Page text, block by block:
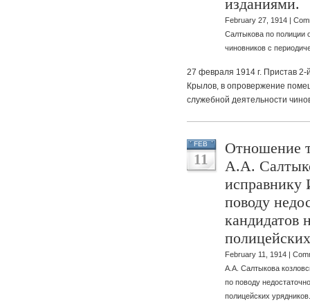
изданиями.
February 27, 1914 |
Салтыкова по полиции
чиновников с
27 февраля 1914 г. Пристав 2-
Крылов, в опровержение
служебной деятельности
FEB
11
Отношение
А.А.
поводу
кандидатов
February 11, 1914 |
А.А. Салтыкова
по поводу
полицейских урядников.